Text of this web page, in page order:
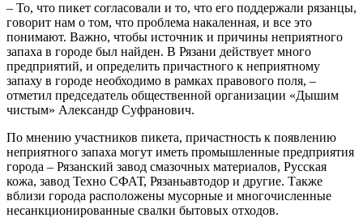
– То, что пикет согласовали и то, что его поддержали рязанцы,
говорит нам о том, что проблема накаленная, и все это
понимают. Важно, чтобы источник и причины неприятного
запаха в городе был найден. В Рязани действует много
предприятий, и определить причастного к неприятному
запаху в городе необходимо в рамках правового поля, –
отметил председатель общественной организации «Дышим
чистым» Александр Суфранович.
По мнению участников пикета, причастность к появлению
неприятного запаха могут иметь промышленные предприятия
города – Рязанский завод смазочных материалов, Русская
кожа, завод Техно СФАТ, Рязаньавтодор и другие. Также
вблизи города расположены мусорные и многочисленные
несанкционированные свалки бытовых отходов.